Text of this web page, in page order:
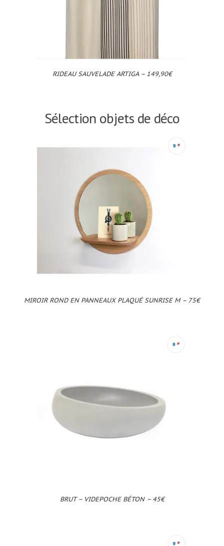
RIDEAU SAUVELADE ARTIGA – 149,90€
Sélection objets de déco
MIROIR ROND EN PANNEAUX PLAQUÉ SUNRISE M – 75€
BRUT – VIDEPOCHE BÉTON – 45€